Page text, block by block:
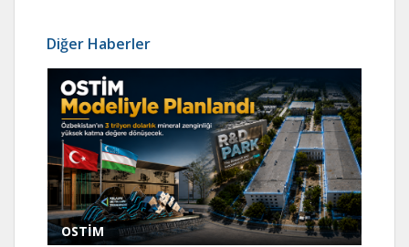
Diğer Haberler
OSTİM